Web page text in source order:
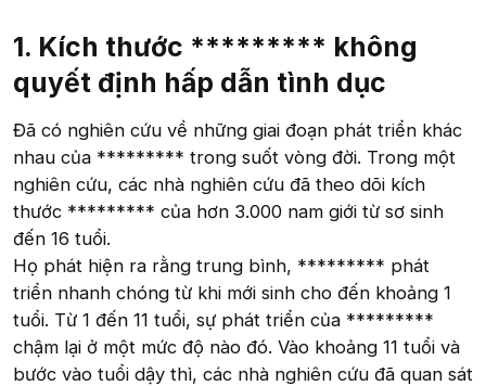
1. Kích thước ********* không
quyết định hấp dẫn tình dục
Đã có nghiên cứu về những giai đoạn phát triển khác
nhau của ********* trong suốt vòng đời. Trong một
nghiên cứu, các nhà nghiên cứu đã theo dõi kích
thước ********* của hơn 3.000 nam giới từ sơ sinh
đến 16 tuổi.
Họ phát hiện ra rằng trung bình, ********* phát
triển nhanh chóng từ khi mới sinh cho đến khoảng 1
tuổi. Từ 1 đến 11 tuổi, sự phát triển của *********
chậm lại ở một mức độ nào đó. Vào khoảng 11 tuổi và
bước vào tuổi dậy thì, các nhà nghiên cứu đã quan sát